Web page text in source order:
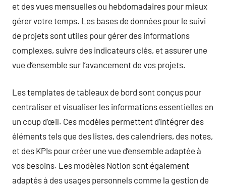
et des vues mensuelles ou hebdomadaires pour mieux
gérer votre temps. Les bases de données pour le suivi
de projets sont utiles pour gérer des informations
complexes, suivre des indicateurs clés, et assurer une
vue d’ensemble sur l’avancement de vos projets.
Les templates de tableaux de bord sont conçus pour
centraliser et visualiser les informations essentielles en
un coup d’œil. Ces modèles permettent d’intégrer des
éléments tels que des listes, des calendriers, des notes,
et des KPIs pour créer une vue d’ensemble adaptée à
vos besoins. Les modèles Notion sont également
adaptés à des usages personnels comme la gestion de